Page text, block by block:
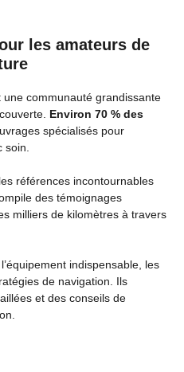
les amateurs de
communauté grandissante
Environ 70 % des
spécialisés pour
références incontournables
des témoignages
milliers de kilomètres à travers
indispensable, les
de navigation. Ils
et des conseils de